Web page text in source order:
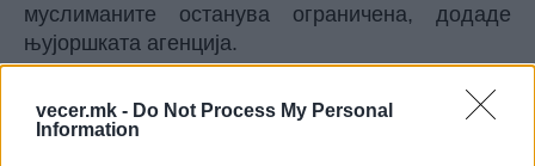
vecer.mk - Do Not Process My Personal
Information
муслиманите останува ограничена, додаде
њујоршката агенција.